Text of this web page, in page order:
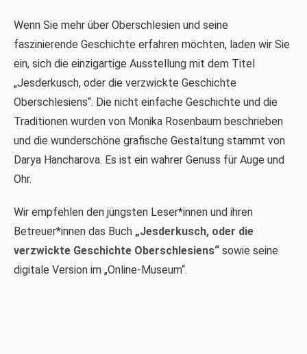
Wenn Sie mehr über Oberschlesien und seine
faszinierende Geschichte erfahren möchten, laden wir Sie
ein, sich die einzigartige Ausstellung mit dem Titel
„Jesderkusch, oder die verzwickte Geschichte
Oberschlesiens“. Die nicht einfache Geschichte und die
Traditionen wurden von Monika Rosenbaum beschrieben
und die wunderschöne grafische Gestaltung stammt von
Darya Hancharova. Es ist ein wahrer Genuss für Auge und
Ohr.
Wir empfehlen den jüngsten Leser*innen und ihren
Betreuer*innen das Buch „Jesderkusch, oder die
verzwickte Geschichte Oberschlesiens“sowie seine
digitale Version im „Online-Museum“.